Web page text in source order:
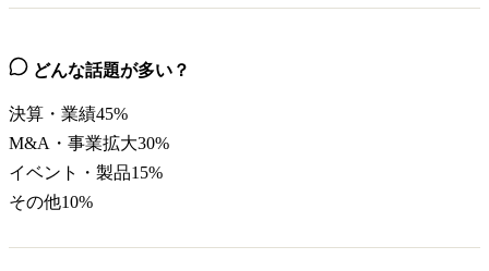
どんな話題が多い？
決算・業績45%
M&A・事業拡大30%
イベント・製品15%
その他10%